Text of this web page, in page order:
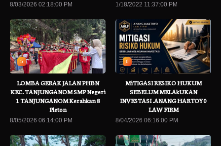
8/03/2026 02:18:00 PM 1/18/2022 11:37:00 PM
5
LOMBA GERAK JALAN PHBN
KEC. TANJUNGANOM SMP Negeri
1 TANJUNGANOM Kerahkan 8
Pleton
8/05/2026 06:14:00 PM
6
MiTIGASI RESIKO HUKUM
SEBELUM MELAkUKAN
INVESTASI .ANANG HARTOY0
LAW FIRM
8/04/2026 06:16:00 PM